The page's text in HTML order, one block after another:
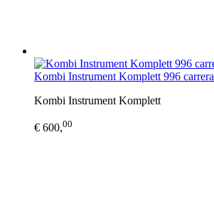
Kombi Instrument Komplett 996 carrera
Kombi Instrument Komplett
€ 600,00